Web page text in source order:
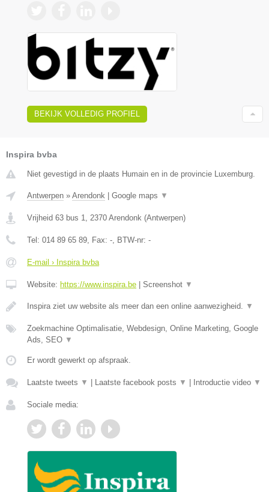
BEKIJK VOLLEDIG PROFIEL
Inspira bvba
Niet gevestigd in de plaats Humain en in de provincie Luxemburg.
Antwerpen » Arendonk Google maps ▼
Vrijheid 63 bus 1, 2370 Arendonk (Antwerpen)
Tel: 014 89 65 89, Fax: -, BTW-nr: -
E-mail › Inspira bvba
Website: https://www.inspira.be Screenshot ▼
Inspira ziet uw website als meer dan een online aanwezigheid. ▼
Zoekmachine Optimalisatie, Webdesign, Online Marketing, Google
Ads, SEO ▼
Er wordt gewerkt op afspraak.
Laatste tweets ▼ Laatste facebook posts ▼ Introductie video ▼
Sociale media: